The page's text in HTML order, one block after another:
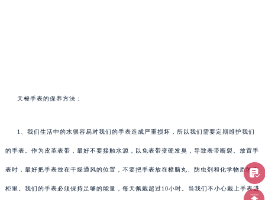
天梭手表的保养方法：
1、我们生活中的水很容易对我们的手表造成严重损坏，所以我们需要定期维护我们
的手表。作为皮革表带，最好不要接触水源，以免表带变硬发臭，导致表带断裂。放置手
表时，最好把手表放在干燥通风的位置，不要把手表放在樟脑丸、防虫剂和化学物质的衣
柜里。我们的手表必须保持足够的能量，每天佩戴超过10小时。当我们不小心戴上手表进